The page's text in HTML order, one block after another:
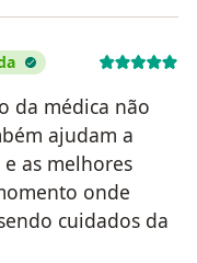
da médica não
ajudam a
as melhores
onde
cuidados da